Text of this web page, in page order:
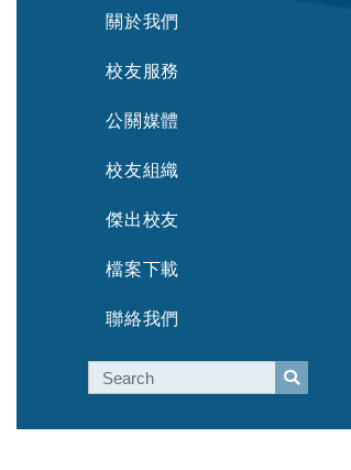
關於我們
校友服務
公關媒體
校友組織
傑出校友
檔案下載
聯絡我們